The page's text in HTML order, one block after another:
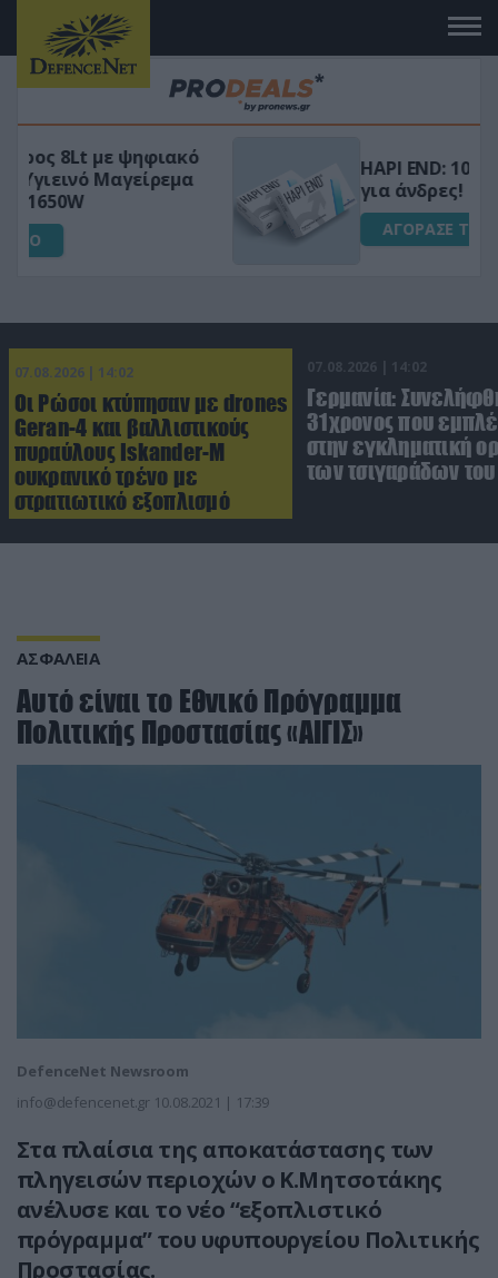
HAPI END: 100% φυτικό διεγερτικό
για άνδρες!
ΑΓΟΡΑΣΕ ΤΟ
07.08.2026 | 14:02
Οι Ρώσοι κτύπησαν με drones
Geran-4 και βαλλιστικούς
πυραύλους Iskander-M
ουκρανικό τρένο με
στρατιωτικό εξοπλισμό
07.08.2026 | 14:02
Γερμανία:
31χρονος που
στην εγκληματική
των τσιγαράδων του
ΑΣΦΑΛΕΙΑ
Αυτό είναι το Εθνικό Πρόγραμμα
Πολιτικής Προστασίας «ΑΙΓΙΣ»
DefenceNet Newsroom
info@defencenet.gr 10.08.2021 | 17:39
Στα πλαίσια της αποκατάστασης των
πληγεισών περιοχών ο Κ.Μητσοτάκης
ανέλυσε και το νέο “εξοπλιστικό
πρόγραμμα” του υφυπουργείου Πολιτικής
Προστασίας.